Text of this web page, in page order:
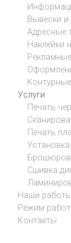
Вывески и
Адресные
Наклейки
Услуги
Печать
Печать
Сшивка
Наши работы
Режим
Контакты